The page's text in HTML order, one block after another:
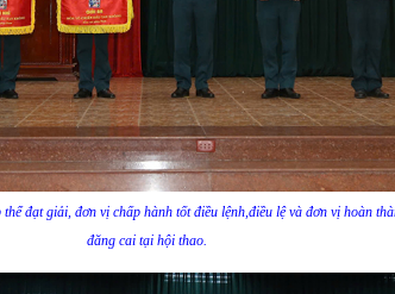
đạt giải, đơn vị chấp hành tốt điều lệnh,điều lệ và đơn vị hoàn
đăng cai tại hội thao.